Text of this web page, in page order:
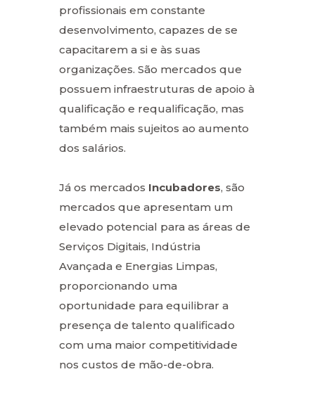
profissionais em constante
desenvolvimento, capazes de se
capacitarem a si e às suas
organizações. São mercados que
possuem infraestruturas de apoio à
qualificação e requalificação, mas
também mais sujeitos ao aumento
dos salários.
Já os mercados Incubadores, são
mercados que apresentam um
elevado potencial para as áreas de
Serviços Digitais, Indústria
Avançada e Energias Limpas,
proporcionando uma
oportunidade para equilibrar a
presença de talento qualificado
com uma maior competitividade
nos custos de mão-de-obra.